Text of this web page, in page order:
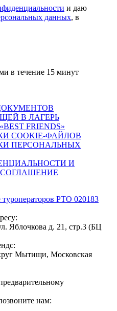
и даю
данных, в
в течение 15 минут
В ЛАГЕРЬ
FRIENDS»
COOKIE-ФАЙЛОВ
ПЕРСОНАЛЬНЫХ
И
СОГЛАШЕНИЕ
РТО 020183
Яблочкова д. 21, стр.3 (БЦ
Мытищи, Московская
нам: